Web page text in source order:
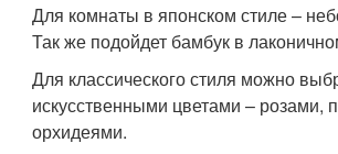
Для комнаты в японском стиле –
Так же подойдет бамбук в
Для классического стиля можно
искусственными цветами – розами,
орхидеями.